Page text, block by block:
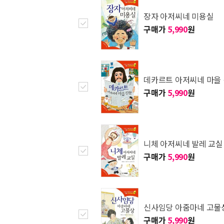
장자 아저씨네 미용실
구매가 5,990원
데카르트 아저씨네 마을
구매가 5,990원
니체 아저씨네 발레 교실
구매가 5,990원
신사임당 아줌마네 고물
구매가 5,990원